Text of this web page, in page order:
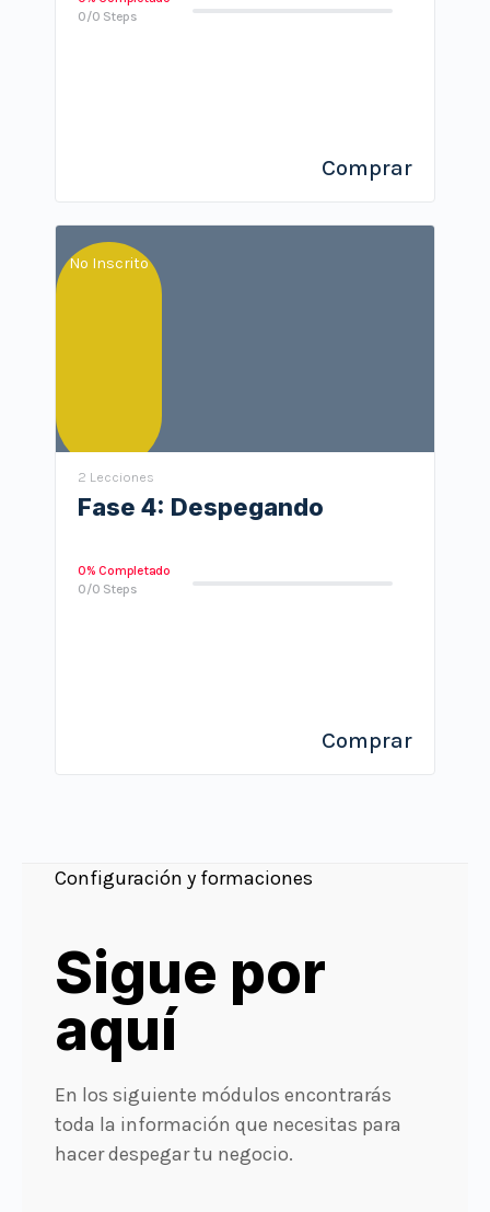
0/0 Steps
Comprar
No Inscrito
2 Lecciones
Fase 4: Despegando
0% Completado
0/0 Steps
Comprar
Configuración y formaciones
Sigue por
aquí
En los siguiente módulos encontrarás
toda la información que necesitas para
hacer despegar tu negocio.